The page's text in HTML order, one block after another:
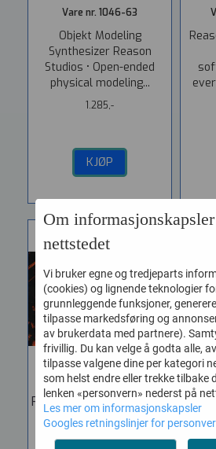
Vare nr. 1046-63
Objekt Modeling
Synthesizer Reason
Studios • Open-ended
physical modeling...
1.285,-
KJØP
Reason 13 Oppgradering
fra ...
Vare nr. 1439-1045
Om
nettstedet
Vi bruker egne og tredjeparts
(cookies) og lignende teknologier
grunnleggende funksjoner,
tilpasse markedsføring og
av brukerdata med partnere).
frivillig. Du kan velge å godta alle,
tilpasse valgene dine per kategori
som helst endre eller trekke tilbake
lenken «personvern» nederst på
Les mer om informasjonskapsler
Googles retningslinjer for